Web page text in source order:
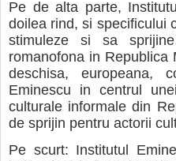
Pe de alta parte,
doilea rind, si specificului
stimuleze si sa
romanofona in Republica
deschisa, europeana,
Eminescu in centrul
culturale informale din
de sprijin pentru actorii
Pe scurt: Institutul